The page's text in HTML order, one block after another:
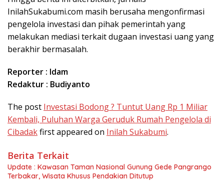
InilahSukabumi.com masih berusaha mengonfirmasi
pengelola investasi dan pihak pemerintah yang
melakukan mediasi terkait dugaan investasi uang yang
berakhir bermasalah.
Reporter : Idam
Redaktur : Budiyanto
The post Investasi Bodong ? Tuntut Uang Rp 1 Miliar
Kembali, Puluhan Warga Geruduk Rumah Pengelola di
Cibadakfirst appeared on Inilah Sukabumi.
Berita Terkait
Update : Kawasan Taman Nasional Gunung Gede Pangrango
Terbakar, Wisata Khusus Pendakian Ditutup